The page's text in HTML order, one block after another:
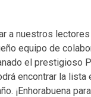
a nuestros
equipo de
el prestigioso
encontrar la lista
¡Enhorabuena